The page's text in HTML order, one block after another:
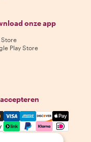
onze app
Play Store
Visa, Amex,